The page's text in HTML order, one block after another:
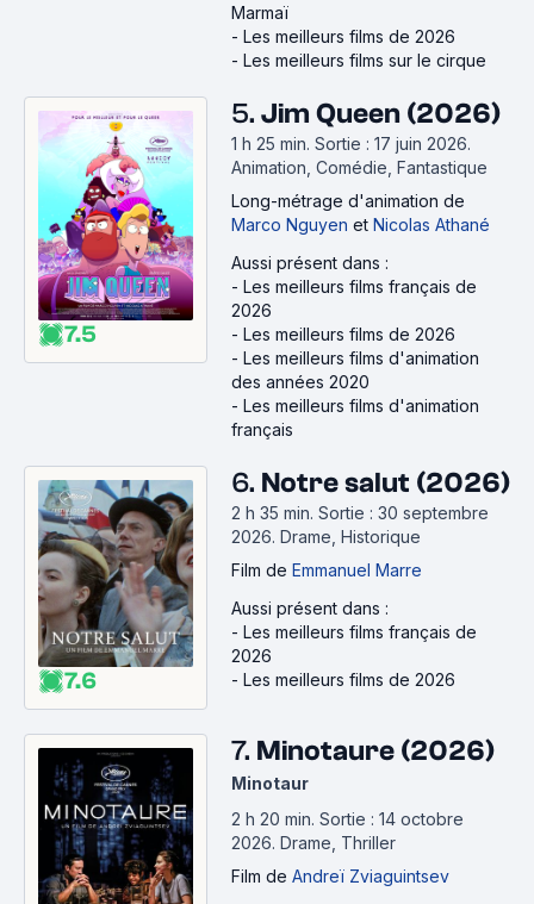
Marmaï
- Les meilleurs films de 2026
- Les meilleurs films sur le cirque
7.5
5. Jim Queen (2026)
1 h 25 min. Sortie : 17 juin 2026.
Animation, Comédie, Fantastique
Long-métrage d'animation de
Marco Nguyen et Nicolas Athané
Aussi présent dans :
- Les meilleurs films français de
2026
- Les meilleurs films de 2026
- Les meilleurs films d'animation
des années 2020
- Les meilleurs films d'animation
français
7.6
6. Notre salut (2026)
2 h 35 min. Sortie : 30 septembre
2026. Drame, Historique
Film de Emmanuel Marre
Aussi présent dans :
- Les meilleurs films français de
2026
- Les meilleurs films de 2026
7. Minotaure (2026)
Minotaur
2 h 20 min. Sortie : 14 octobre
2026. Drame, Thriller
Film de Andreï Zviaguintsev